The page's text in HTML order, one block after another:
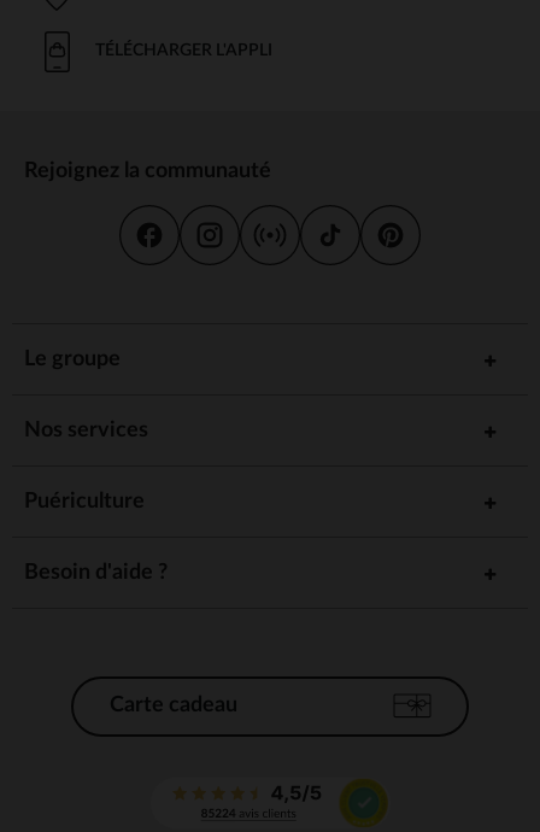
TÉLÉCHARGER L'APPLI
Rejoignez la communauté
Le groupe
Nos services
Puériculture
Besoin d'aide ?
Carte cadeau